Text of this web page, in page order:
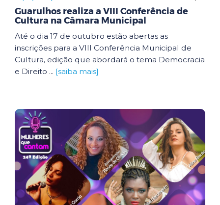
Guarulhos realiza a VIII Conferência de
Cultura na Câmara Municipal
Até o dia 17 de outubro estão abertas as
inscrições para a VIII Conferência Municipal de
Cultura, edição que abordará o tema Democracia
e Direito ... [saiba mais]